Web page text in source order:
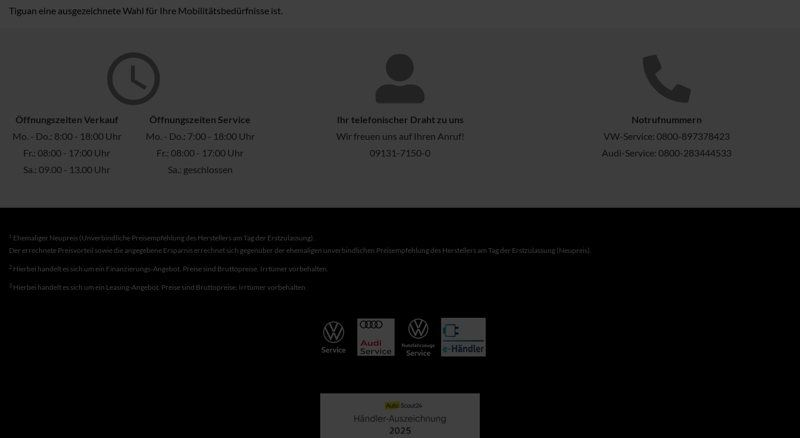
Tiguan eine ausgezeichnete Wahl für Ihre Mobilitätsbedürfnisse ist.
Öffnungszeiten Verkauf
Mo. - Do.: 8:00 - 18:00 Uhr
Fr.: 08:00 - 17:00 Uhr
Sa.: 09.00 - 13.00 Uhr
Öffnungszeiten Service
Mo. - Do.: 7:00 - 18:00 Uhr
Fr.: 08:00 - 17:00 Uhr
Sa.: geschlossen
Ihr telefonischer Draht zu uns
Wir freuen uns auf Ihren Anruf!
09131-7150-0
Notrufnummern
VW-Service: 0800-897378423
Audi-Service: 0800-283444533
1 Ehemaliger Neupreis (Unverbindliche Preisempfehlung des Herstellers am Tag der Erstzulassung).
Der errechnete Preisvorteil sowie die angegebene Ersparnis errechnet sich gegenüber der ehemaligen unverbindlichen Preisempfehlung des Herstellers am Tag der Erstzulassung (Neupreis).
2 Hierbei handelt es sich um ein Finanzierungs-Angebot. Preise sind Bruttopreise. Irrtümer vorbehalten.
3 Hierbei handelt es sich um ein Leasing-Angebot. Preise sind Bruttopreise. Irrtümer vorbehalten.